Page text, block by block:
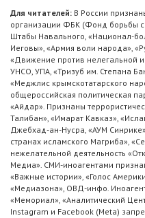
Для читателей: В России
организации ФБК (Фонд борьбы с
Штабы Навального, «Национал-
Иеговы», «Армия воли народа»,
«Движение против нелегальной
УНСО, УПА, «Тризуб им. Степана
«Меджлис крымскотатарского
общероссийская политическая
«Айдар». Признаны
Талибан», «Имарат Кавказ»,
Джебхад-ан-Нусра, «АУМ
странах исламского Магриба»,
нежелательной деятельность
Медиа». СМИ-иноагентами
«Важные истории», «Голос
«Медиазона», ОВД-инфо.
«Мемориал», «Аналитический
Instagram и Facebook (Metа)